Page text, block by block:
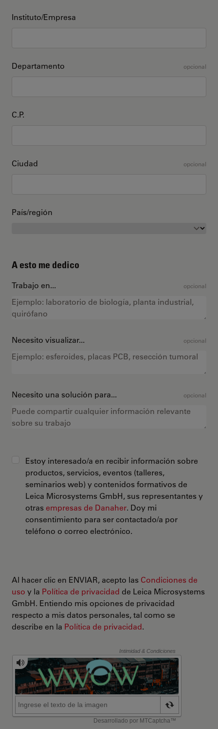
Instituto/Empresa
Departamento opcional
C.P.
Ciudad opcional
País/región
A esto me dedico
Trabajo en... opcional
Necesito visualizar... opcional
Necesito una solución para... opcional
Estoy interesado/a en recibir información sobre
productos, servicios, eventos (talleres,
seminarios web) y contenidos formativos de
Leica Microsystems GmbH, sus representantes y
otras empresas de Danaher. Doy mi
consentimiento para ser contactado/a por
teléfono o correo electrónico.
Al hacer clic en ENVIAR, acepto las Condiciones de
uso y la Política de privacidad de Leica Microsystems
GmbH. Entiendo mis opciones de privacidad
respecto a mis datos personales, tal como se
describe en la Política de privacidad.